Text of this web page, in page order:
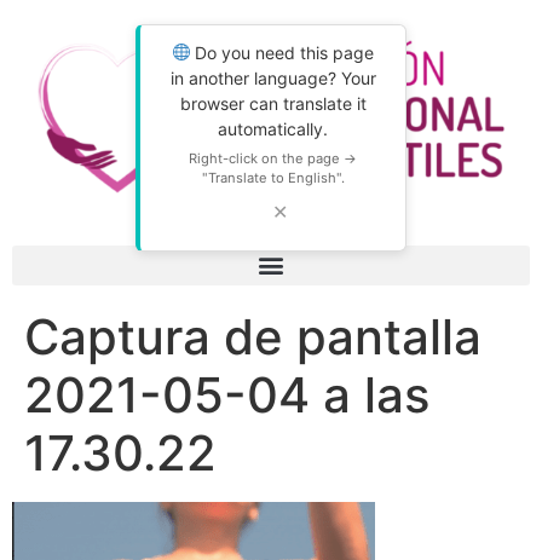
Do you need this page
in another language? Your
browser can translate it
automatically.
Right-click on the page →
"Translate to English".
✕
Captura de pantalla
2021-05-04 a las
17.30.22